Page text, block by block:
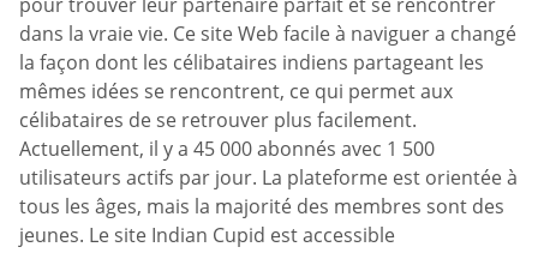
dans la vraie vie. Ce site Web facile à naviguer a changé
la façon dont les célibataires indiens partageant les
mêmes idées se rencontrent, ce qui permet aux
célibataires de se retrouver plus facilement.
Actuellement, il y a 45 000 abonnés avec 1 500
utilisateurs actifs par jour. La plateforme est orientée à
tous les âges, mais la majorité des membres sont des
jeunes. Le site Indian Cupid est accessible